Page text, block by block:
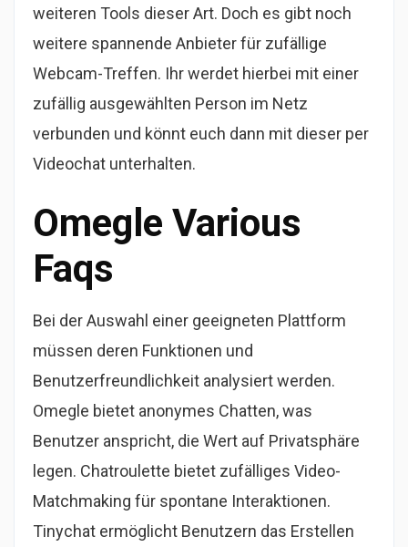
weiteren Tools dieser Art. Doch es gibt noch
weitere spannende Anbieter für zufällige
Webcam-Treffen. Ihr werdet hierbei mit einer
zufällig ausgewählten Person im Netz
verbunden und könnt euch dann mit dieser per
Videochat unterhalten.
Omegle Various
Faqs
Bei der Auswahl einer geeigneten Plattform
müssen deren Funktionen und
Benutzerfreundlichkeit analysiert werden.
Omegle bietet anonymes Chatten, was
Benutzer anspricht, die Wert auf Privatsphäre
legen. Chatroulette bietet zufälliges Video-
Matchmaking für spontane Interaktionen.
Tinychat ermöglicht Benutzern das Erstellen